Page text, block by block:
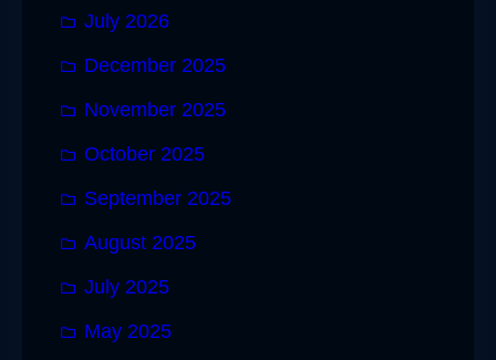
July 2026
December 2025
November 2025
October 2025
September 2025
August 2025
July 2025
May 2025